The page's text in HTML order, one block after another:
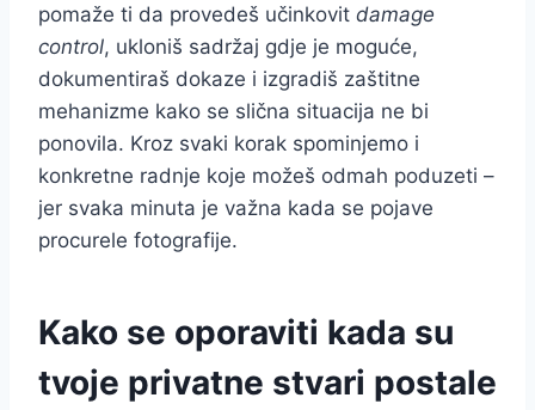
pomaže ti da provedeš učinkovit damage
control, ukloniš sadržaj gdje je moguće,
dokumentiraš dokaze i izgradiš zaštitne
mehanizme kako se slična situacija ne bi
ponovila. Kroz svaki korak spominjemo i
konkretne radnje koje možeš odmah poduzeti –
jer svaka minuta je važna kada se pojave
procurele fotografije.
Kako se oporaviti kada su
tvoje privatne stvari postale